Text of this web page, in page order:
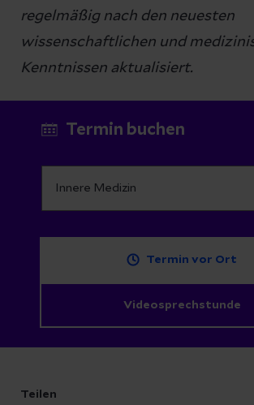
regelmäßig nach den neuesten
wissenschaftlichen und
Kenntnissen aktualisiert.
Termin buchen
Termin vor Ort
Videosprechstunde
Teilen